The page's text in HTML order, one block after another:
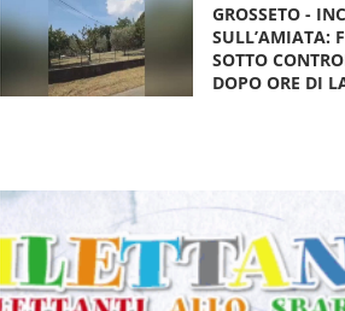
Altrimenti Ci Ammaliamo –
PUBERTÀ DALL’INFANZIA
GROSSETO -
SULL’AMIATA:
SOTTO
DOPO ORE DI